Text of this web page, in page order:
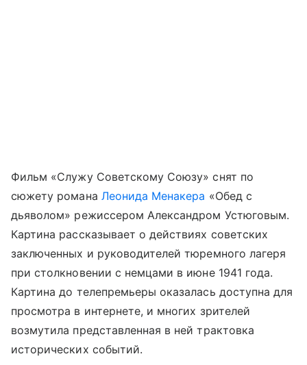
Фильм «Служу Советскому Союзу» снят по
сюжету романа Леонида Менакера «Обед с
дьяволом» режиссером Александром Устюговым.
Картина рассказывает о действиях советских
заключенных и руководителей тюремного лагеря
при столкновении с немцами в июне 1941 года.
Картина до телепремьеры оказалась доступна для
просмотра в интернете, и многих зрителей
возмутила представленная в ней трактовка
исторических событий.